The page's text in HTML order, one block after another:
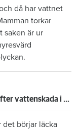
då har vattnet
torkar
saken är ur
600 kronor dyrare att bo efter vattenskada i Varberg
det börjar läcka